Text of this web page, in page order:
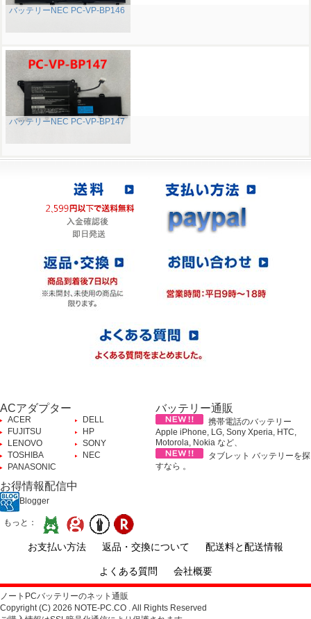
バッテリーNEC PC-VP-BP146
バッテリーNEC PC-VP-BP147
ACアダプター
ACER
DELL
FUJITSU
HP
LENOVO
SONY
TOSHIBA
NEC
PANASONIC
バッテリー通販
携帯電話のバッテリー
Apple iPhone, LG, Sony Xperia, HTC,
Motorola, Nokia など、
タブレット バッテリーを探
すなら 。
お得情報配信中
Blogger
もっと：
お支払い方法 返品・交換について 配送料と配送情報
よくある質問 会社概要
ノートPCバッテリーのネット通販
Copyright (C) 2026 NOTE-PC.CO . All Rights Reserved